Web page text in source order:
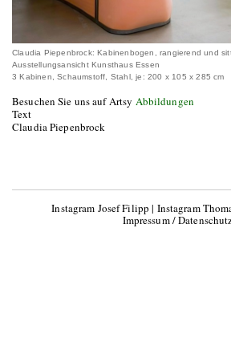
Claudia Piepenbrock: Kabinenbogen, rangierend und
Ausstellungsansicht Kunsthaus Essen
3 Kabinen, Schaumstoff, Stahl, je: 200 x 105 x 285 cm
Besuchen Sie uns auf Artsy Abbildungen
Text
Claudia Piepenbrock
Instagram Josef Filipp | Instagram
Impressum /